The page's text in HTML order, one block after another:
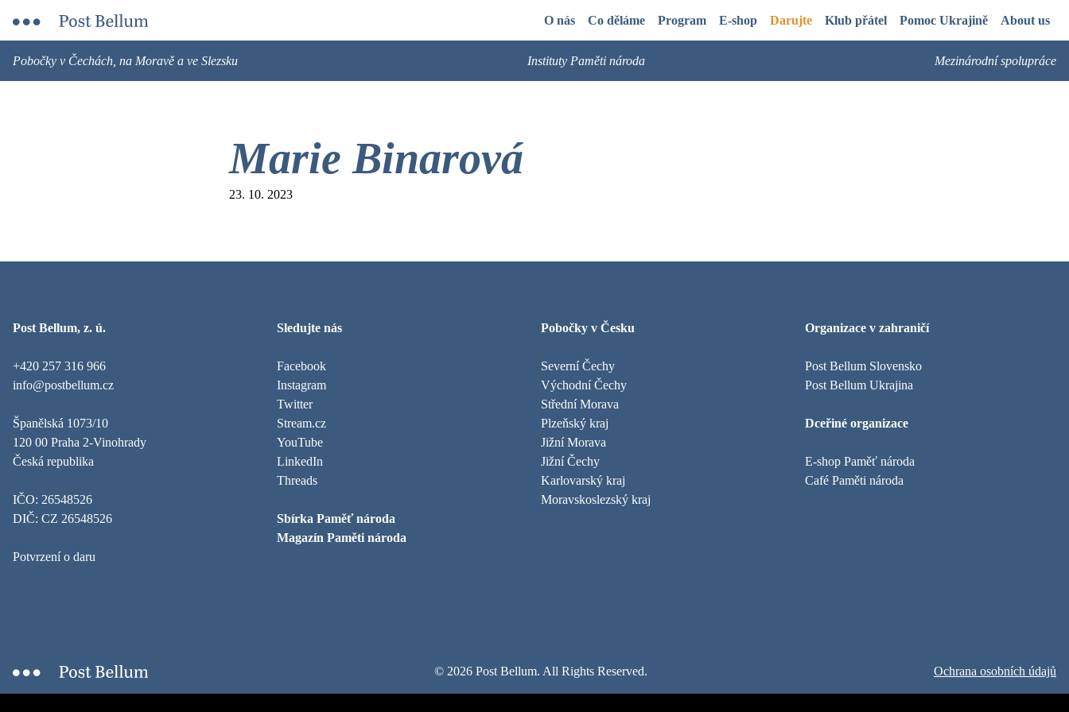
O nás Co děláme Program E-shop Darujte Klub přátel Pomoc Ukrajině About us
Pobočky v Čechách, na Moravě a ve Slezsku Instituty Paměti národa Mezinárodní spolupráce
Marie Binarová
23. 10. 2023
Post Bellum, z. ú.
+420 257 316 966
info@postbellum.cz
Španělská 1073/10
120 00 Praha 2-Vinohrady
Česká republika
IČO: 26548526
DIČ: CZ 26548526
Potvrzení o daru
Sledujte nás
Facebook
Instagram
Twitter
Stream.cz
YouTube
LinkedIn
Threads
Sbírka Paměť národa
Magazín Paměti národa
Pobočky v Česku
Severní Čechy
Východní Čechy
Střední Morava
Plzeňský kraj
Jižní Morava
Jižní Čechy
Karlovarský kraj
Moravskoslezský kraj
Organizace v zahraničí
Post Bellum Slovensko
Post Bellum Ukrajina
Dceřiné organizace
E-shop Paměť národa
Café Paměti národa
© 2026 Post Bellum. All Rights Reserved. Ochrana osobních údajů